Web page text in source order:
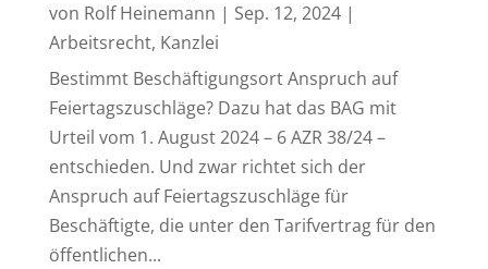
von Rolf Heinemann | Sep. 12, 2024|
Arbeitsrecht, Kanzlei
Bestimmt Beschäftigungsort Anspruch auf
Feiertagszuschläge? Dazu hat das BAG mit
Urteil vom 1. August 2024 – 6 AZR 38/24 –
entschieden. Und zwar richtet sich der
Anspruch auf Feiertagszuschläge für
Beschäftigte, die unter den Tarifvertrag für den
öffentlichen...